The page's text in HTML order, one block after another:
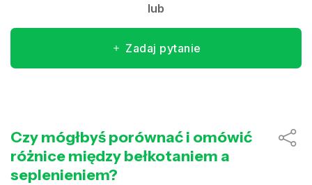
lub
Zadaj pytanie
Czy mógłbyś porównać i omówić
różnice między bełkotaniem a
seplenieniem?